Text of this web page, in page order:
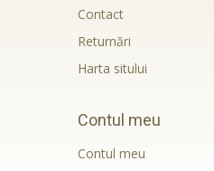
Contact
Returnări
Harta sitului
Contul meu
Contul meu